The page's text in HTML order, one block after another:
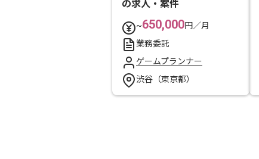
の求人・案件
~650,000円／月
業務委託
ゲームプランナー
渋谷（東京都）